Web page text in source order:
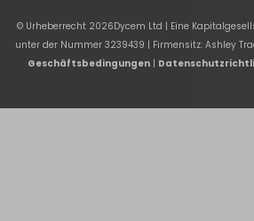
r
e
© Urheberrecht 2026Dycem Ltd | Eine
unter der Nummer 3239439 | Firmensitz: Ashley
Geschäftsbedingungen |